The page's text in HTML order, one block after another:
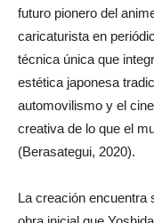
futuro pionero del
caricaturista en
técnica única que
estética japonesa
automovilismo y el
creativa de lo que el
(Berasategui, 2020).
La creación encuentra